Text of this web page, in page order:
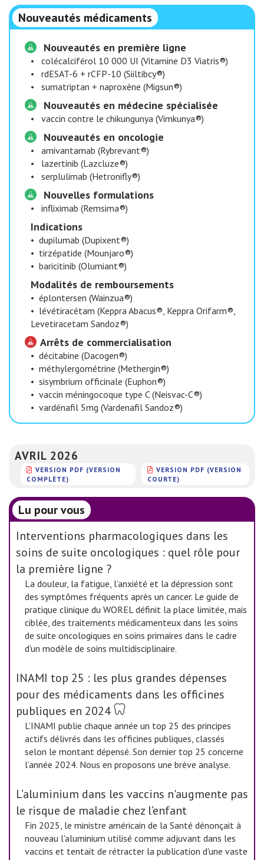
Nouveautés médicaments
Nouveautés en première ligne
•
colécalciférol 10 000 UI (Vitamine D3 Viatris®)
•
rdESAT-6 + rCFP-10 (Siiltibcy®)
•
sumatriptan + naproxène (Migsun®)
Nouveautés en médecine spécialisée
• vaccin contre le chikungunya (Vimkunya®)
Nouveautés en oncologie
•
amivantamab (Rybrevant®)
•
lazertinib (Lazcluze®)
•
serplulimab (Hetronifly®)
Nouvelles formulations
• infliximab (Remsima®)
Indications
• dupilumab (Dupixent®)
• tirzépatide (Mounjaro®)
• baricitinib (Olumiant®)
Modalités de remboursements
• éplontersen (Wainzua®)
• lévétiracétam (Keppra Abacus®, Keppra Orifarm®,
Levetiracetam Sandoz®)
Arrêts de commercialisation
• décitabine (Dacogen®)
• méthylergométrine (Methergin®)
• sisymbrium officinale (Euphon®)
• vaccin méningocoque type C (Neisvac-C®)
• vardénafil 5mg (Vardenafil Sandoz®)
AVRIL 2026
VERSION PDF (VERSION
COMPLÈTE)
VERSION PDF (VERSION
COURTE)
Lu pour vous
Interventions pharmacologiques dans les
soins de suite oncologiques : quel rôle pour
la première ligne ?
La douleur, la fatigue, l’anxiété et la dépression sont
des symptômes fréquents après un cancer. Le guide de
pratique clinique du WOREL définit la place limitée, mais
ciblée, des traitements médicamenteux dans les soins
de suite oncologiques en soins primaires dans le cadre
d’un modèle de soins multidisciplinaire.
INAMI top 25 : les plus grandes dépenses
pour des médicaments dans les officines
publiques en 2024
L’INAMI publie chaque année un top 25 des principes
actifs délivrés dans les officines publiques, classés
selon le montant dépensé. Son dernier top 25 concerne
l’année 2024. Nous en proposons une brève analyse.
L’aluminium dans les vaccins n'augmente pas
le risque de maladie chez l’enfant
Fin 2025, le ministre américain de la Santé dénonçait à
nouveau l'aluminium utilisé comme adjuvant dans les
vaccins et tentait de rétracter la publication d'une vaste